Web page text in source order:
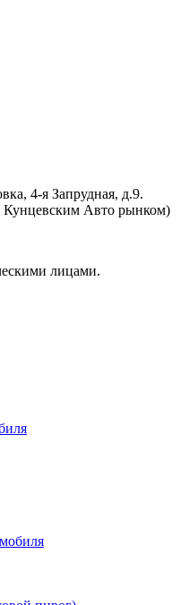
4-я Запрудная, д.9.
Кунцевским Авто рынком)
лицами.